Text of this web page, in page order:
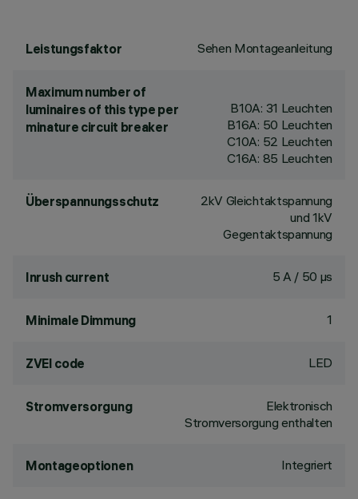
Leistungsfaktor Sehen Montageanleitung
Maximum number of
luminaires of this type per
minature circuit breaker
B10A: 31 Leuchten
B16A: 50 Leuchten
C10A: 52 Leuchten
C16A: 85 Leuchten
Überspannungsschutz
2kV Gleichtaktspannung
und 1kV
Gegentaktspannung
Inrush current 5 A / 50 µs
Minimale Dimmung 1
ZVEI code LED
Stromversorgung
Elektronisch
Stromversorgung enthalten
Montageoptionen Integriert